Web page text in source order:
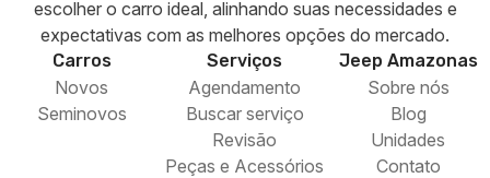
escolher o carro ideal, alinhando suas necessidades e
expectativas com as melhores opções do mercado.
Carros
Novos
Seminovos
Serviços
Agendamento
Buscar serviço
Revisão
Peças e Acessórios
Jeep Amazonas
Sobre nós
Blog
Unidades
Contato